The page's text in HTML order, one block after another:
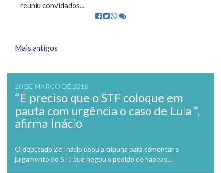
reuniu convidados...
Posts
Mais antigos
20 DE MARÇO DE 2018
“É preciso que o STF coloque em
pauta com urgência o caso de Lula “,
afirma Inácio
O deputado Zé Inácio usou a tribuna para comentar o
julgamento do STJ que negou o pedido de habeas...